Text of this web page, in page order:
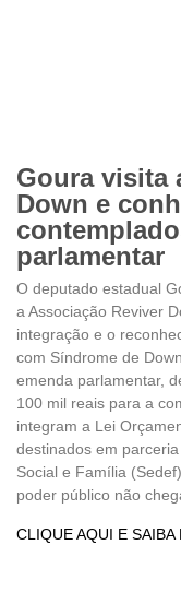
Goura visita
Down e
parlamentar
O deputado estadual
a Associação Reviver
integração e o
com Síndrome de
emenda parlamentar,
100 mil reais para a
integram a Lei
destinados em
Social e Família
poder público não
CLIQUE AQUI E SAIBA